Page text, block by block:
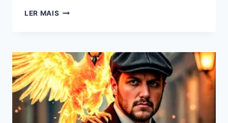
LER MAIS CURSO
CONDICIONADO)
DO
FÁBIO
DUTRA:
BOM
OU
RUIM?